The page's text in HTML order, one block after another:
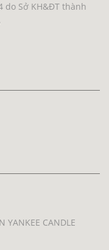
do Sở KH&ĐT thành
YANKEE CANDLE